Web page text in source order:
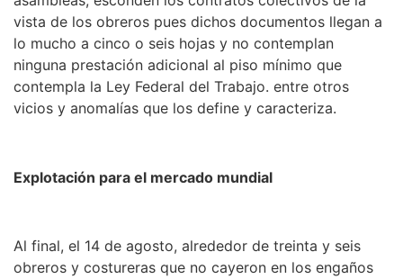
vista de los obreros pues dichos documentos llegan a
lo mucho a cinco o seis hojas y no contemplan
ninguna prestación adicional al piso mínimo que
contempla la Ley Federal del Trabajo. entre otros
vicios y anomalías que los define y caracteriza.
Explotación para el mercado mundial
Al final, el 14 de agosto, alrededor de treinta y seis
obreros y costureras que no cayeron en los engaños